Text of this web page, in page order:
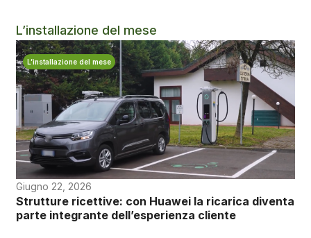
L’installazione del mese
L’installazione del mese
Giugno 22, 2026
Strutture ricettive: con Huawei la ricarica diventa
parte integrante dell’esperienza cliente